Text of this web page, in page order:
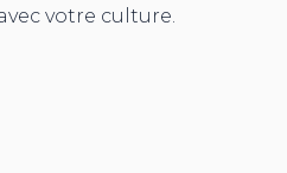
votre culture.